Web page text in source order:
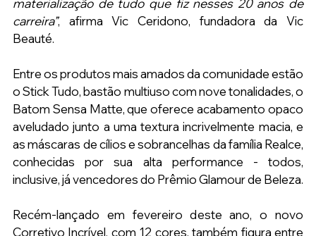
materialização de tudo que fiz nesses 20 anos de
carreira”, afirma Vic Ceridono, fundadora da Vic
Beauté.
Entre os produtos mais amados da comunidade estão
o Stick Tudo, bastão multiuso com nove tonalidades, o
Batom Sensa Matte, que oferece acabamento opaco
aveludado junto a uma textura incrivelmente macia, e
as máscaras de cílios e sobrancelhas da família Realce,
conhecidas por sua alta performance - todos,
inclusive, já vencedores do Prêmio Glamour de Beleza.
Recém-lançado em fevereiro deste ano, o novo
Corretivo Incrível, com 12 cores, também figura entre